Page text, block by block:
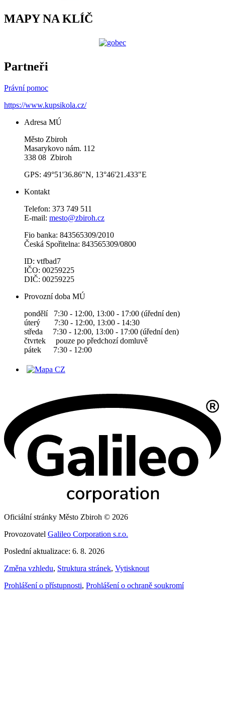
MAPY NA KLÍČ
Partneři
Právní pomoc
https://www.kupsikola.cz/
Adresa MÚ
Město Zbiroh
Masarykovo nám. 112
338 08 Zbiroh
GPS: 49°51'36.86"N, 13°46'21.433"E
Kontakt
Telefon: 373 749 511
E-mail: mesto@zbiroh.cz
Fio banka: 843565309/2010
Česká Spořitelna: 843565309/0800
ID: vtfbad7
IČO: 00259225
DIČ: 00259225
Provozní doba MÚ
pondělí 7:30 - 12:00, 13:00 - 17:00 (úřední den)
úterý 7:30 - 12:00, 13:00 - 14:30
středa 7:30 - 12:00, 13:00 - 17:00 (úřední den)
čtvrtek pouze po předchozí domluvě
pátek 7:30 - 12:00
Oficiální stránky Město Zbiroh © 2026
Provozovatel Galileo Corporation s.r.o.
Poslední aktualizace: 6. 8. 2026
Změna vzhledu, Struktura stránek, Vytisknout
Prohlášení o přístupnosti, Prohlášení o ochraně soukromí